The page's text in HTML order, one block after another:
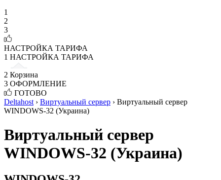
1
2
3
НАСТРОЙКА ТАРИФА
1 НАСТРОЙКА ТАРИФА
2 Корзина
3 ОФОРМЛЕНИЕ
ГОТОВО
Deltahost › Виртуальный сервер › Виртуальный сервер
WINDOWS-32 (Украина)
Виртуальный сервер
WINDOWS-32 (Украина)